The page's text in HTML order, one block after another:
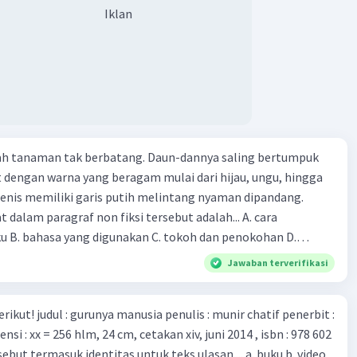
menciptakan berbagai jenis inokulasi bersama sejumlah
perlu segera mempelajari virus corona yang menjadi
kesehatan dunia karena persebarannya sangat cepat. C.
diri dan menjaga kesehatan dalam menghadapi
yang mulai menyebar di Indonesia, D. Virus corona
bagi kesehatan manusia.
Iklan
tanaman tak berbatang. Daun-dannya saling bertumpuk
warna yang beragam mulai dari hijau, ungu, hingga
memiliki garis putih melintang nyaman dipandang.
paragraf non fiksi tersebut adalah... A. cara
B. bahasa yang digunakan C. tokoh dan penokohan D.
Jawaban terverifikasi
chatif penerbit :